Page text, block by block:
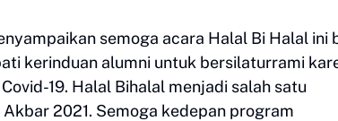
semoga acara Halal Bi Halal ini
kerinduan alumni untuk bersilaturrami
19. Halal Bihalal menjadi salah satu
2021. Semoga kedepan program